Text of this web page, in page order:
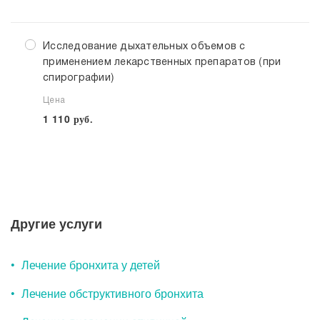
Исследование дыхательных объемов с
применением лекарственных препаратов (при
спирографии)
Цена
1 110 руб.
Клинико-диагностические центры
Клинико-диагностический центр «МЕДСИ-
Промедицина» на ул. Авроры, 18 в Уфе
Другие услуги
Лечение бронхита у детей
Лечение обструктивного бронхита